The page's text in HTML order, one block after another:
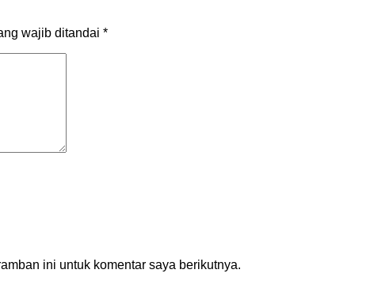
wajib ditandai *
ini untuk komentar saya berikutnya.